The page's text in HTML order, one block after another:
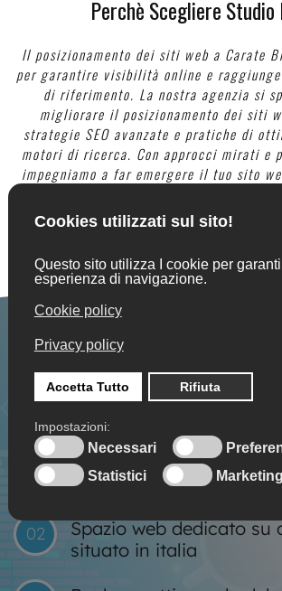
Perchè Scegliere Studio
Il posizionamento dei siti web a Carate
per garantire visibilità online e
di riferimento. La nostra agenzia si
migliorare il posizionamento dei siti
strategie SEO avanzate e pratiche di
motori di ricerca. Con approcci mirati e
impegniamo a far emergere il tuo sito
attività di primeggiare nel panorama
oggi stesso per scoprire come
il tuo business ad attirare l'attenzione
CARATTERISTICHE SITI
BRIANZA
01
Dominio sempre
(.it, .com, etc..)
02
Spazio web dedicato su
situato in italia